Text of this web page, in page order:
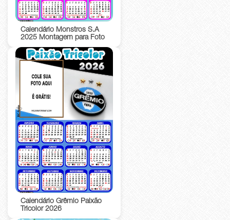
Calendário Monstros S.A
2025 Montagem para Foto
Calendário Grêmio Paixão
Tricolor 2026